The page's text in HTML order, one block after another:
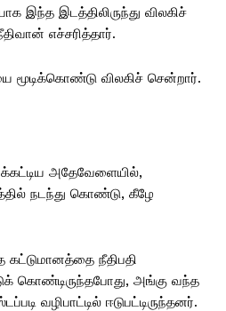
இந்த இடத்திலிருந்து விலகிச்
எச்சரித்தார்.
மூடிக்கொண்டு விலகிச் சென்றார்.
அதேவேளையில்,
நடந்து கொண்டு, கீழே
நீதிபதி
கொண்டிருந்தபோது, அங்கு வந்த
வழிபாட்டில் ஈடுபட்டிருந்தனர்.